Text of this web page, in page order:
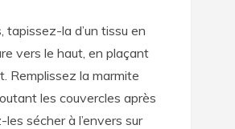
tapissez-la d’un tissu en
vers le haut, en plaçant
Remplissez la marmite
les couvercles après
sécher à l’envers sur